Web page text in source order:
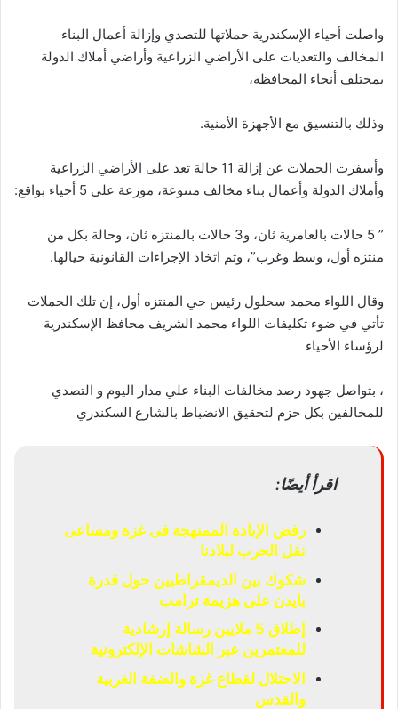
واصلت أحياء الإسكندرية حملاتها للتصدي وإزالة أعمال البناء
المخالف والتعديات على الأراضي الزراعية وأراضي أملاك الدولة
بمختلف أنحاء المحافظة،
وذلك بالتنسيق مع الأجهزة الأمنية.
وأسفرت الحملات عن إزالة 11 حالة تعد على الأراضي الزراعية
وأملاك الدولة وأعمال بناء مخالف متنوعة، موزعة على 5 أحياء بواقع:
” 5 حالات بالعامرية ثان، و3 حالات بالمنتزه ثان، وحالة بكل من
منتزه أول، وسط وغرب”، وتم اتخاذ الإجراءات القانونية حيالها.
وقال اللواء محمد سحلول رئيس حي المنتزه أول، إن تلك الحملات
تأتي في ضوء تكليفات اللواء محمد الشريف محافظ الإسكندرية
لرؤساء الأحياء
، بتواصل جهود رصد مخالفات البناء علي مدار اليوم و التصدي
للمخالفين بكل حزم لتحقيق الانضباط بالشارع السكندري
اقرأ أيضًا:
رفض الإبادة الممنهجة فى غزة ومساعى
نقل الحرب لبلادنا
شكوك بين الديمقراطيين حول قدرة
بايدن على هزيمة ترامب
إطلاق 5 ملايين رسالة إرشادية
للمعتمرين عبر الشاشات الإلكترونية
الاحتلال لقطاع غزة والضفة الغربية
والقدس